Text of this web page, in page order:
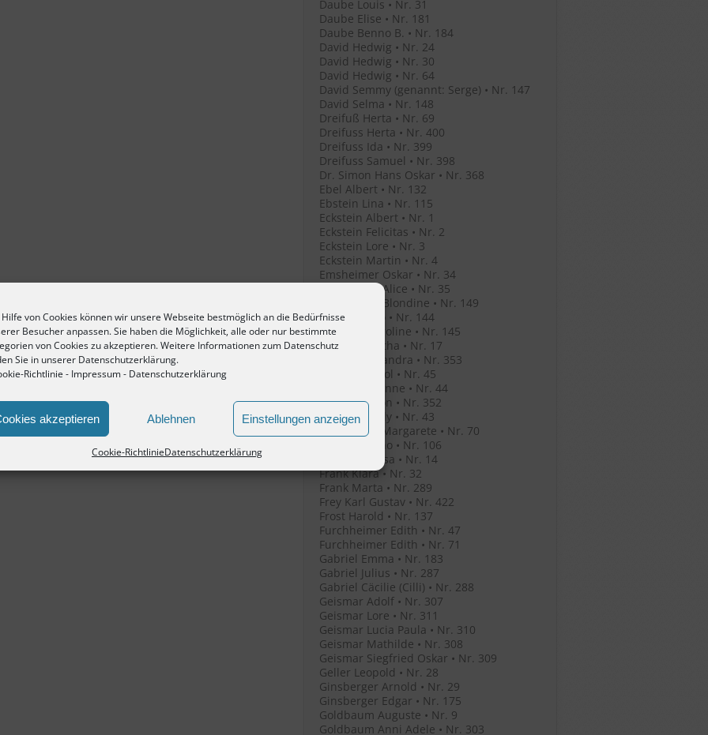
von Cookies können wir unsere Webseite bestmöglich an die Bedürfnisse
Besucher anpassen. Sie haben die Möglichkeit, alle oder nur bestimmte
von Cookies zu akzeptieren. Weitere Informationen zum Datenschutz
Sie in unserer Datenschutzerklärung.
Richtlinie - Impressum- Datenschutzerklärung
akzeptieren Ablehnen Einstellungen anzeigen
Cookie-RichtlinieDatenschutzerklärung
Daube Louis • Nr. 31
Daube Elise • Nr. 181
Daube Benno B. • Nr. 184
David Hedwig • Nr. 24
David Hedwig • Nr. 30
David Hedwig • Nr. 64
David Semmy (genannt: Serge) • Nr. 147
David Selma • Nr. 148
Dreifuß Herta • Nr. 69
Dreifuss Herta • Nr. 400
Dreifuss Ida • Nr. 399
Dreifuss Samuel • Nr. 398
Dr. Simon Hans Oskar • Nr. 368
Ebel Albert • Nr. 132
Ebstein Lina • Nr. 115
Eckstein Albert • Nr. 1
Eckstein Felicitas • Nr. 2
Eckstein Lore • Nr. 3
Eckstein Martin • Nr. 4
Emsheimer Oskar • Nr. 34
Emsheimer Alice • Nr. 35
Emsheimer Blondine • Nr. 149
Erlanger Leo • Nr. 144
Erlanger Karoline • Nr. 145
Fetterer Bertha • Nr. 17
Filenko Alexandra • Nr. 353
Filenko Anatol • Nr. 45
Filenko Jeleanne • Nr. 44
Filenko Simon • Nr. 352
Filenko Witaly • Nr. 43
Fischer Eva Margarete • Nr. 70
Fischer Bruno • Nr. 106
Fleischer Rosa • Nr. 14
Frank Klara • Nr. 32
Frank Marta • Nr. 289
Frey Karl Gustav • Nr. 422
Frost Harold • Nr. 137
Furchheimer Edith • Nr. 47
Furchheimer Edith • Nr. 71
Gabriel Emma • Nr. 183
Gabriel Julius • Nr. 287
Gabriel Cäcilie (Cilli) • Nr. 288
Geismar Adolf • Nr. 307
Geismar Lore • Nr. 311
Geismar Lucia Paula • Nr. 310
Geismar Mathilde • Nr. 308
Geismar Siegfried Oskar • Nr. 309
Geller Leopold • Nr. 28
Ginsberger Arnold • Nr. 29
Ginsberger Edgar • Nr. 175
Goldbaum Auguste • Nr. 9
Goldbaum Anni Adele • Nr. 303